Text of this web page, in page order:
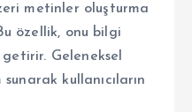
metinler oluşturma
özellik, onu bilgi
Geleneksel
kullanıcıların